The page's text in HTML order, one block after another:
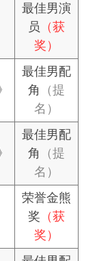
最佳男演
员 （获
奖）
最佳男配
角
（提
名）
最佳男配
角
（提
名）
荣誉金熊
奖 （获
奖）